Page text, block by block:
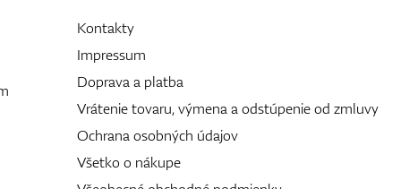
Kontakty
Impressum
Doprava a platba
Vrátenie tovaru, výmena a odstúpenie od zmluvy
Ochrana osobných údajov
Všetko o nákupe